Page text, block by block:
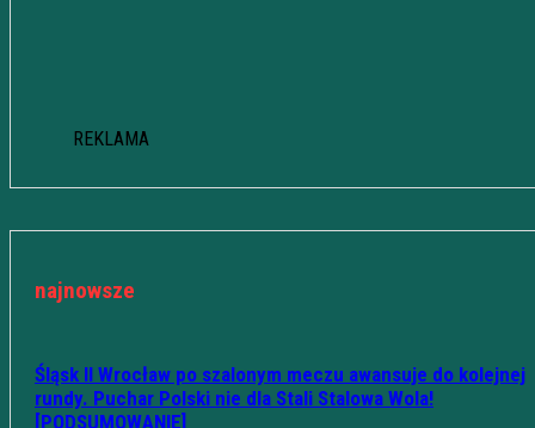
REKLAMA
najnowsze
Śląsk II Wrocław po szalonym meczu awansuje do kolejnej
rundy. Puchar Polski nie dla Stali Stalowa Wola!
[PODSUMOWANIE]